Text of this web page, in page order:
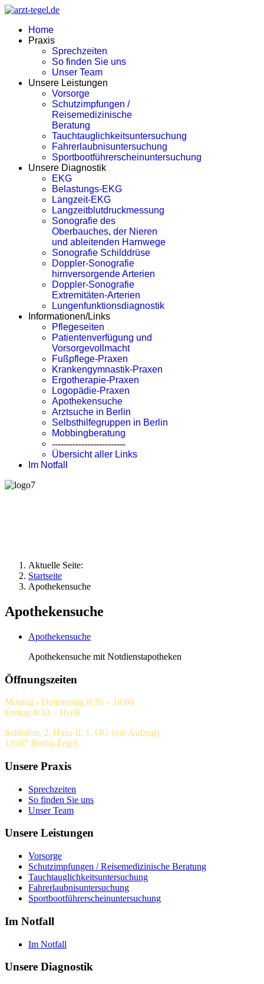
Home
Praxis
Sprechzeiten
So finden Sie uns
Unser Team
Unsere Leistungen
Vorsorge
Schutzimpfungen /
Reisemedizinische
Beratung
Tauchtauglichkeitsuntersuchung
Fahrerlaubnisuntersuchung
Sportbootführerscheinuntersuchung
Unsere Diagnostik
EKG
Belastungs-EKG
Langzeit-EKG
Langzeitblutdruckmessung
Sonografie des
Oberbauches, der Nieren
und ableitenden Harnwege
Sonografie Schilddrüse
Doppler-Sonografie
hirnversorgende Arterien
Doppler-Sonografie
Extremitäten-Arterien
Lungenfunktionsdiagnostik
Informationen/Links
Pflegeseiten
Patientenverfügung und
Vorsorgevollmacht
Fußpflege-Praxen
Krankengymnastik-Praxen
Ergotherapie-Praxen
Logopädie-Praxen
Apothekensuche
Arztsuche in Berlin
Selbsthilfegruppen in Berlin
Mobbingberatung
-------------------------
Übersicht aller Links
Im Notfall
Aktuelle Seite:
Startseite
Apothekensuche
Apothekensuche
Apothekensuche
Apothekensuche mit Notdienstapotheken
Öffnungszeiten
Montag - Donnerstag 8:30 – 18:00
Freitag 8:30 – 16:00
Schloßstr. 2, Haus II, 1. OG (mit Aufzug)
13507 Berlin-Tegel
Unsere Praxis
Sprechzeiten
So finden Sie uns
Unser Team
Unsere Leistungen
Vorsorge
Schutzimpfungen / Reisemedizinische Beratung
Tauchtauglichkeitsuntersuchung
Fahrerlaubnisuntersuchung
Sportbootführerscheinuntersuchung
Im Notfall
Im Notfall
Unsere Diagnostik